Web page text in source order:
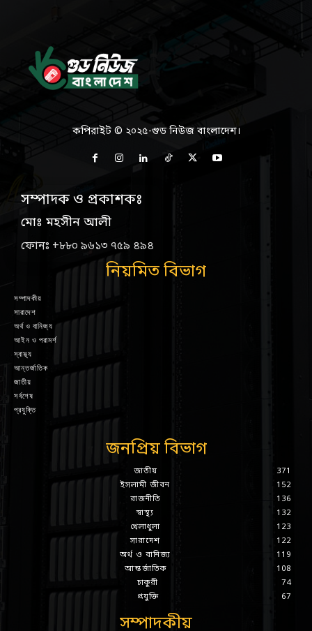
কপিরাইট © ২০২৫-গুড নিউজ বাংলাদেশ।
সম্পাদক ও প্রকাশকঃ
মোঃ মহসীন আলী
ফোনঃ +৮৮০ ৯৬১৩ ৭৫৯ ৪৯৪
নিয়মিত বিভাগ
সম্পাদকীয়
সারাদেশ
অর্থ ও বানিজ্য
আইন ও পরামর্শ
স্বাস্থ্য
আন্তর্জাতিক
জাতীয়
সর্বশেষ
প্রযুক্তি
জনপ্রিয় বিভাগ
জাতীয়
371
ইসলামী জীবন
152
রাজনীতি
136
স্বাস্থ্য
132
খেলাধুলা
123
সারাদেশ
122
অর্থ ও বানিজ্য
119
আন্তর্জাতিক
108
চাকুরী
74
প্রযুক্তি
67
সম্পাদকীয়